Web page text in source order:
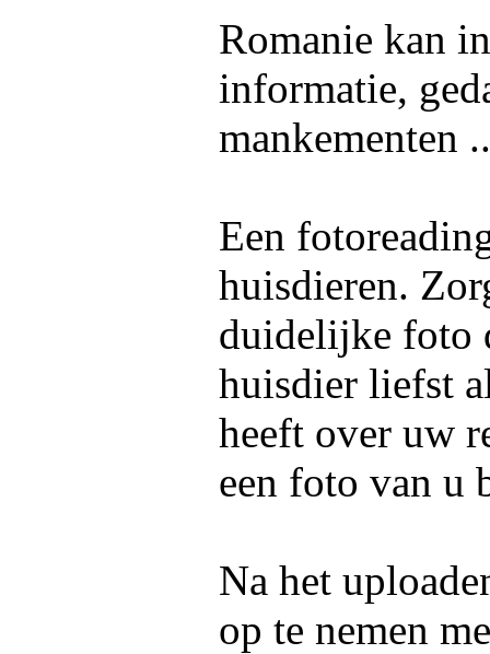
Romanie kan
informatie,
mankementen
Een
huisdieren.
duidelijke foto
huisdier liefst
heeft over uw
een foto van u
Na het
op te nemen